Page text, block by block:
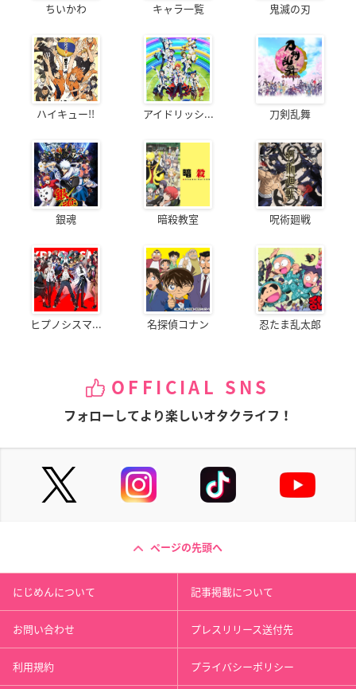
ちいかわ キャラ一覧 鬼滅の刃
ハイキュー!! アイドリッシ... 刀剣乱舞
銀魂 暗殺教室 呪術廻戦
ヒプノシスマ... 名探偵コナン 忍たま乱太郎
OFFICIAL SNS
フォローしてより楽しいオタクライフ！
ページの先頭へ
にじめんについて 記事掲載について
お問い合わせ プレスリリース送付先
利用規約 プライバシーポリシー